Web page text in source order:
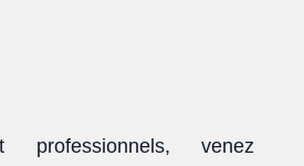
professionnels, venez